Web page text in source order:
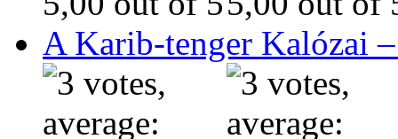
A Karib-tenger Kalózai